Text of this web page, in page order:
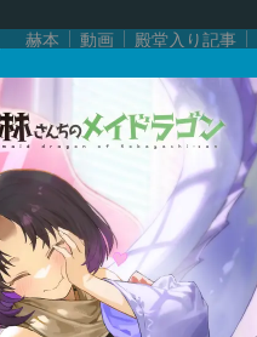
赫本 動画 殿堂入り記事